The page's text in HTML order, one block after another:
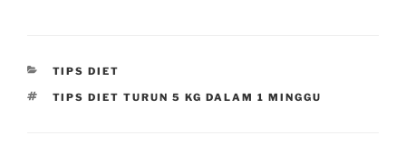
CATEGORIES
TIPS DIET
TAGS
TIPS DIET TURUN 5 KG DALAM 1 MINGGU